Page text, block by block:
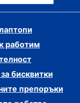
работим
бисквитки
препоръки